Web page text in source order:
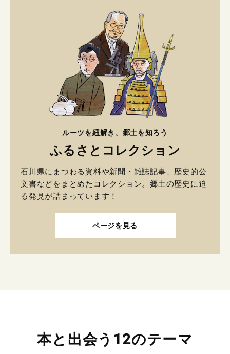
ルーツを紐解き、郷土を知ろう
ふるさとコレクション
石川県にまつわる資料や新聞・雑誌記事、歴史的公
文書などをまとめたコレクション。郷土の歴史に迫
る発見が詰まっています！
ページを見る
本と出会う12のテーマ